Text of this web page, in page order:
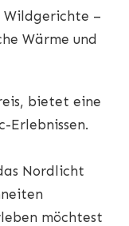
Wildgerichte –
Wärme und
bietet eine
Erlebnissen.
Nordlicht
möchtest